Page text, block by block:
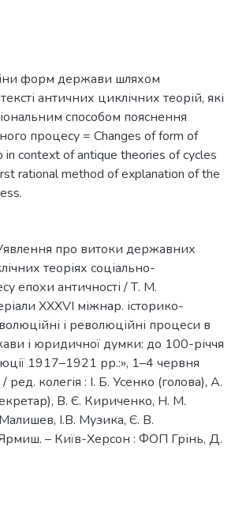
форм держави шляхом
античних циклічних теорій, які
способом пояснення
процесу = Changes of form of
in context of antique theories of cycles
rational method of explanation of the
про витоки державних
теоріях соціально-
епохи античності / Т. М.
ХХХVІ міжнар. історико-
і революційні процеси в
і юридичної думки: до 100-річчя
1917–1921 рр.:», 1–4 червня
колегія : І. Б. Усенко (голова), А.
В. Є. Кириченко, Н. М.
І.В. Музика, Є. В.
– Київ-Херсон : ФОП Грінь, Д.